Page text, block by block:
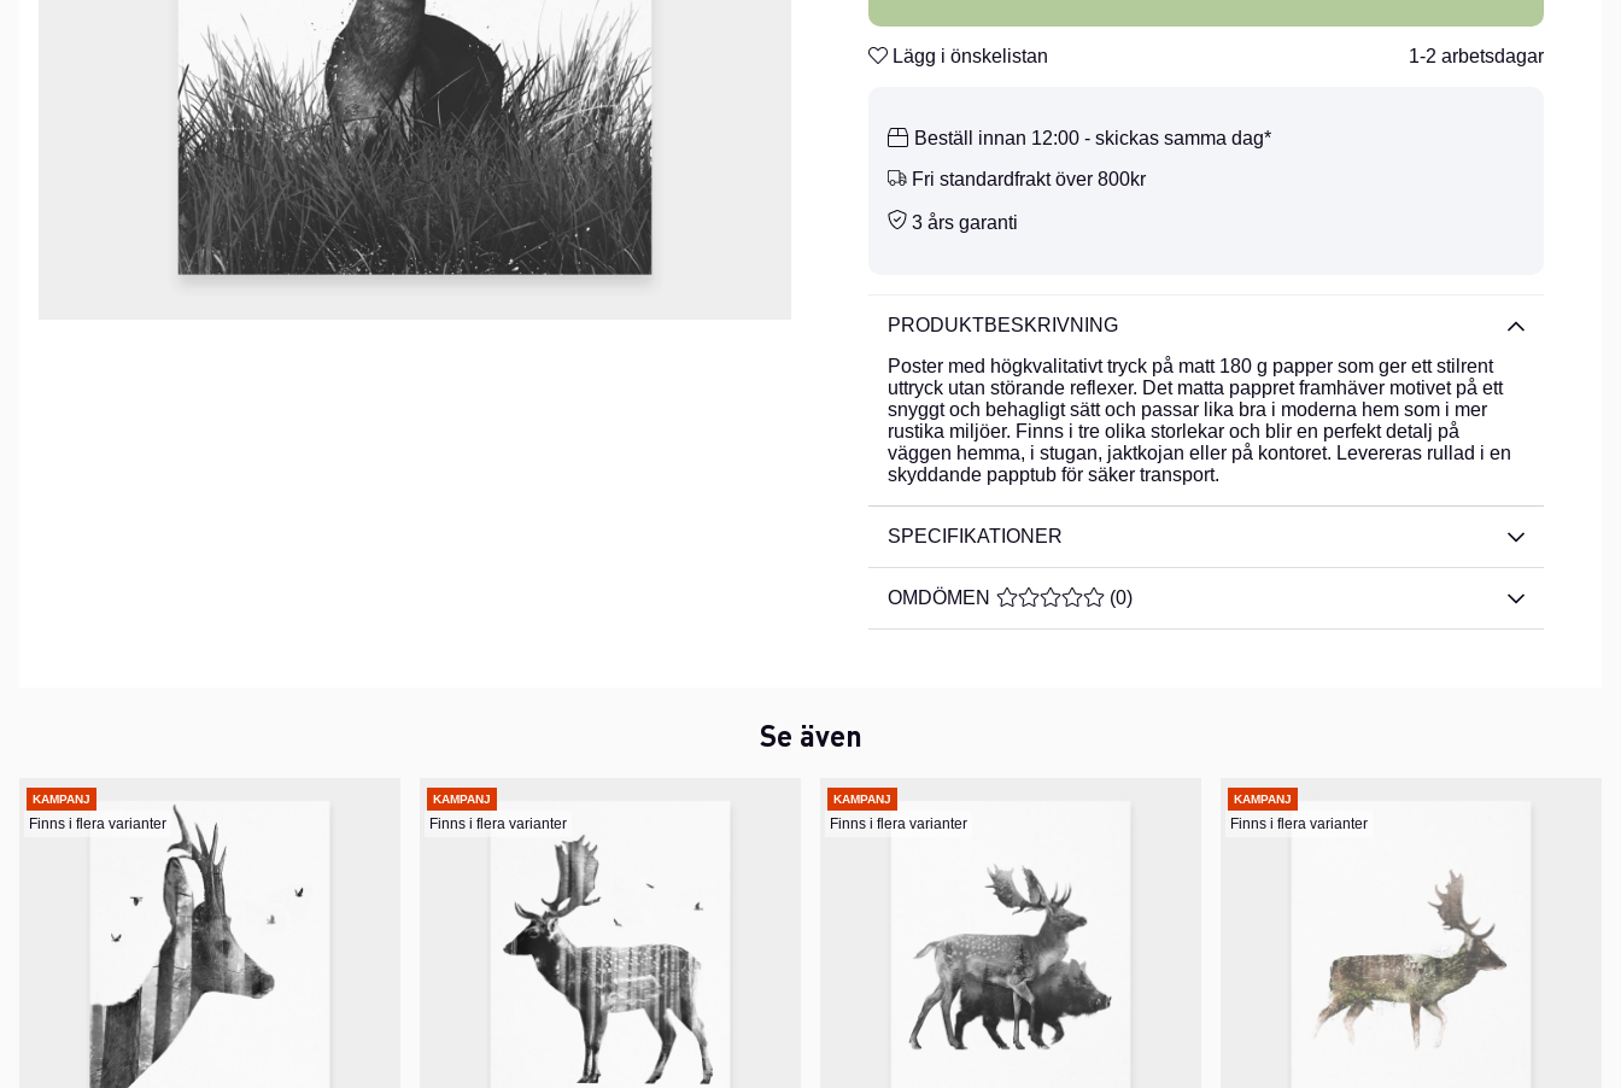
Lägg i önskelistan 1-2 arbetsdagar
Beställ innan 12:00 - skickas samma dag*
Fri standardfrakt över 800kr
3 års garanti
PRODUKTBESKRIVNING
Poster med högkvalitativt tryck på matt 180 g papper som ger ett stilrent
uttryck utan störande reflexer. Det matta pappret framhäver motivet på ett
snyggt och behagligt sätt och passar lika bra i moderna hem som i mer
rustika miljöer. Finns i tre olika storlekar och blir en perfekt detalj på
väggen hemma, i stugan, jaktkojan eller på kontoret. Levereras rullad i en
skyddande papptub för säker transport.
SPECIFIKATIONER
OMDÖMEN MEDELBETYG 0 AV 5 ANTAL BETYG 0
(0)
Se även
KAMPANJ
Finns i flera varianter
KAMPANJ
Finns i flera varianter
KAMPANJ
Finns i flera varianter
KAMPANJ
Finns i flera varianter